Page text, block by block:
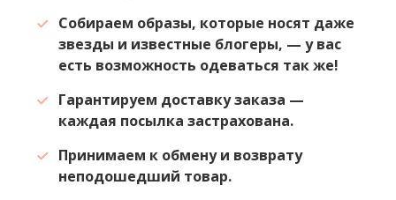
Собираем образы, которые носят даже
звезды и известные блогеры, — у вас
есть возможность одеваться так же!
Гарантируем доставку заказа —
каждая посылка застрахована.
Принимаем к обмену и возврату
неподошедший товар.